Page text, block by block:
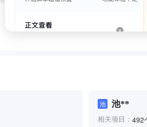
池 池**
相关项目： 492